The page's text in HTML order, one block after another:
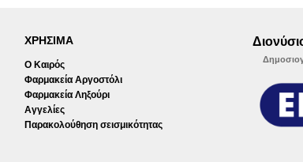
ΧΡΗΣΙΜΑ
Ο Καιρός
Φαρμακεία Αργοστόλι
Φαρμακεία Ληξούρι
Αγγελίες
Παρακολούθηση σεισμικότητας